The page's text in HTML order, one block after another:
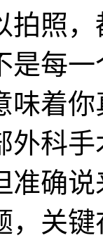
拍照
是每
味着
外科
准确
，关